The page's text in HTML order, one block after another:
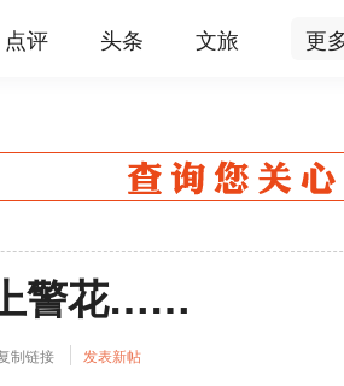
点评 头条 文旅 更
警花……
制链接 发表新帖